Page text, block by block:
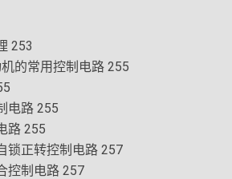
253
的常用控制电路 255
电路 255
路 255
锁正转控制电路 257
控制电路 257